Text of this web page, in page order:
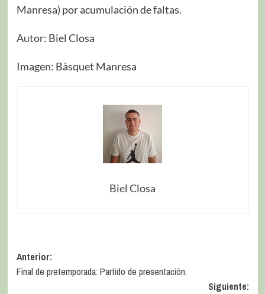
Manresa) por acumulación de faltas.
Autor: Biel Closa
Imagen: Bàsquet Manresa
Biel Closa
Anterior:
Final de pretemporada: Partido de presentación.
Siguiente: